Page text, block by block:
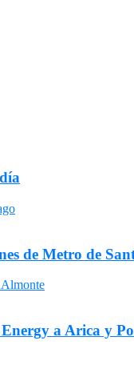
de Metro de
a Arica y